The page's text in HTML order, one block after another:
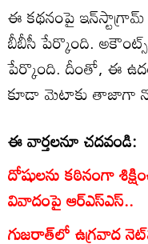
ఈ కథనంపై
బీబీసీ పేర్కొంది.
పేర్కొంది. దీంతో, ఈ
కూడా మెటాకు తాజాగా
ఈ వార్తలనూ చదవండి:
దోషులను కఠినంగా
వివాదంపై ఆర్ఎస్ఎస్..
గుజరాత్‌లో ఉగ్రవాద